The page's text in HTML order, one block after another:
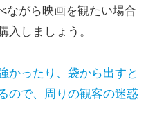
ながら映画を観たい場合
入しましょう。
かったり、袋から出すと
ので、周りの観客の迷惑